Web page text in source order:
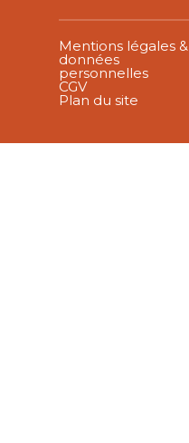
Mentions légales &
données
personnelles
CGV
Plan du site